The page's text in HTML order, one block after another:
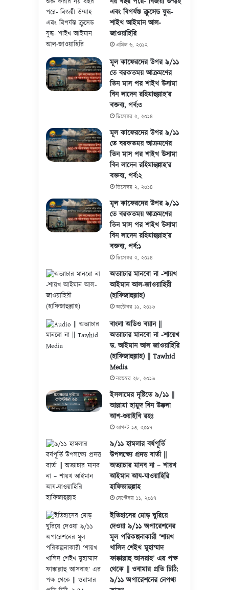
এবং বিপর্যস্ত ক্রুসেড যুদ্ধ-
শাইখ আইমান আল-
জাওয়াহিরি
এপ্রিল ৬, ২০১২
মূল কাফেরদের উপর ৯/১১
তে বরকতময় আক্রমণের
তিন মাস পর শাইখ উসামা
বিন লাদেন রহিমাহুল্লাহ’র
বক্তব্য, পর্ব:৩
ডিসেম্বর ২, ২০১৪
মূল কাফেরদের উপর ৯/১১
তে বরকতময় আক্রমণের
তিন মাস পর শাইখ উসামা
বিন লাদেন রহিমাহুল্লাহ’র
বক্তব্য, পর্ব:২
ডিসেম্বর ২, ২০১৪
মূল কাফেরদের উপর ৯/১১
তে বরকতময় আক্রমণের
তিন মাস পর শাইখ উসামা
বিন লাদেন রহিমাহুল্লাহ’র
বক্তব্য, পর্ব:১
ডিসেম্বর ২, ২০১৪
অত্যাচার মানবো না -শায়খ
আইমান আল-জাওয়াহিরী
(হাফিজাহুল্লাহ)
অক্টোবর ১১, ২০১৬
বাংলা অডিও বয়ান ||
অত্যাচার মানবো না -শায়েখ
ড. আইমান আল জাওয়াহিরি
(হাফিজাহুল্লাহ) || Tawhid
Media
নভেম্বর ২৮, ২০১৬
ইসলামের দৃষ্টিতে ৯/১১ ||
আল্লামা হামুদ বিন উক্কলা
আশ-শুয়াইবি রহঃ
আগস্ট ১৩, ২০১৭
৯/১১ হামলার বর্ষপূর্তি
উপলক্ষ্যে প্রদত্ত বার্তা ||
অত্যাচার মানব না – শায়খ
আইমান আয-যাওয়াহিরি
হাফিজাহুল্লাহ
সেপ্টেম্বর ১১, ২০১৭
ইতিহাসের মোড় ঘুরিয়ে
দেওয়া ৯/১১ অপারেশনের
মূল পরিকল্পনাকারী ‘শায়খ
খালিদ শেইখ মুহাম্মাদ
ফাক্কাল্লাহু আসরাহ’ এর পক্ষ
থেকে || ওবামার প্রতি চিঠি:
৯/১১ অপারেশনের নেপথ্য